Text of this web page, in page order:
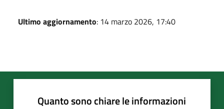
Ultimo aggiornamento: 14 marzo 2026, 17:40
Quanto sono chiare le informazioni